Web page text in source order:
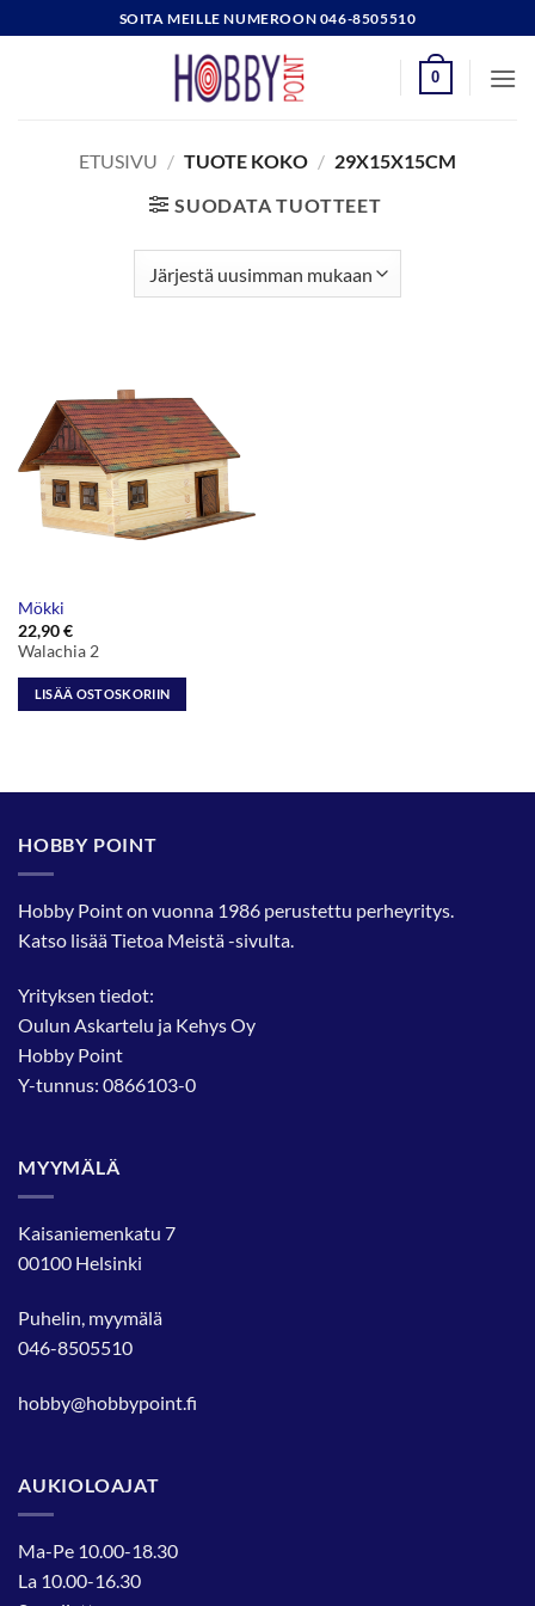
to
SOITA MEILLE NUMEROON 046-8505510
0
ETUSIVU / TUOTE KOKO / 29X15X15CM
SUODATA TUOTTEET
Mökki
22,90€
Walachia 2
LISÄÄ OSTOSKORIIN
HOBBY POINT
Hobby Point on vuonna 1986 perustettu perheyritys.
Katso lisääTietoa Meistä-sivulta.
Yrityksen tiedot:
Oulun Askartelu ja Kehys Oy
Hobby Point
Y-tunnus: 0866103-0
MYYMÄLÄ
Kaisaniemenkatu 7
00100 Helsinki
Puhelin, myymälä
046-8505510
hobby@hobbypoint.fi
AUKIOLOAJAT
Ma-Pe 10.00-18.30
La 10.00-16.30